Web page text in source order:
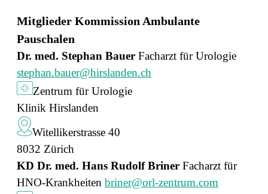
Mitglieder Kommission Ambulante
Pauschalen
Dr. med. Stephan Bauer Facharzt für Urologie
stephan.bauer@hirslanden.ch
Zentrum für Urologie
Klinik Hirslanden
Witellikerstrasse 40
8032 Zürich
KD Dr. med. Hans Rudolf Briner Facharzt für
HNO-Krankheiten briner@orl-zentrum.com